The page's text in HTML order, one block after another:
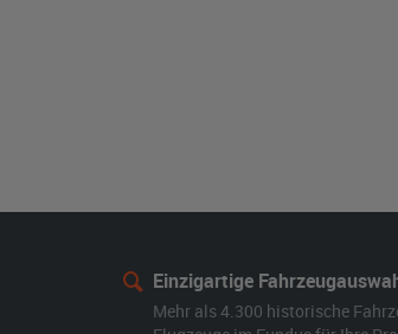
Einzigartige
Mehr als 4.300 historische